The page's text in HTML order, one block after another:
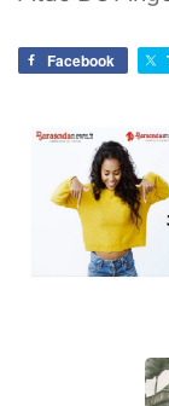
Facebook